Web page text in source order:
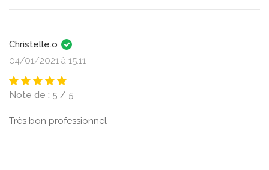
Christelle.o
04/01/2021 à 15:11
Note de : 5 / 5
Très bon professionnel